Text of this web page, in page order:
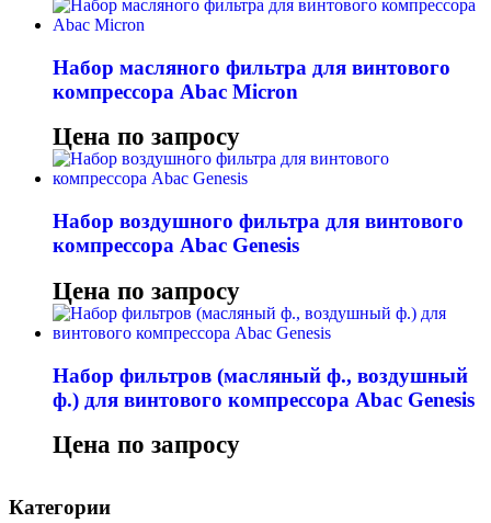
Набор масляного фильтра для винтового
компрессора Abac Micron
Цена по запросу
Набор воздушного фильтра для винтового
компрессора Abac Genesis
Цена по запросу
Набор фильтров (масляный ф., воздушный
ф.) для винтового компрессора Abac Genesis
Цена по запросу
Категории